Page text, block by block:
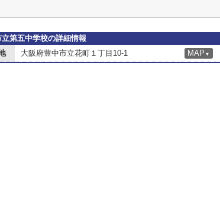
第五中学校の詳細情報
大阪府豊中市立花町１丁目10-1 MAP ▼